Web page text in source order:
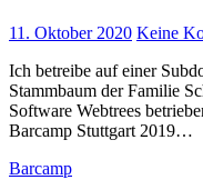
11. Oktober 2020 Keine
Ich betreibe auf einer Subdomain von mir einen digitalen
Stammbaum der Familie
Software Webtrees
Barcamp Stuttgart 2019…
Barcamp